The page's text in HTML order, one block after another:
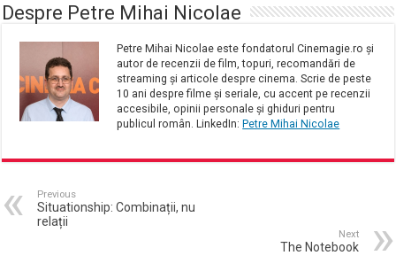
Despre Petre Mihai Nicolae
Petre Mihai Nicolae este fondatorul Cinemagie.ro și
autor de recenzii de film, topuri, recomandări de
streaming și articole despre cinema. Scrie de peste
10 ani despre filme și seriale, cu accent pe recenzii
accesibile, opinii personale și ghiduri pentru
publicul român. LinkedIn:Petre Mihai Nicolae
Previous
Situationship: Combinații, nu
relații
Next
The Notebook